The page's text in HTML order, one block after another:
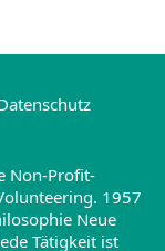
Non-Profit-
1957
Neue
Tätigkeit ist